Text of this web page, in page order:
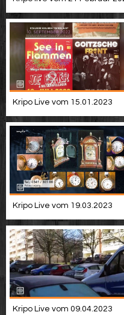
Kripo Live vom 15.01.2023
Kripo Live vom 19.03.2023
Kripo Live vom 09.04.2023